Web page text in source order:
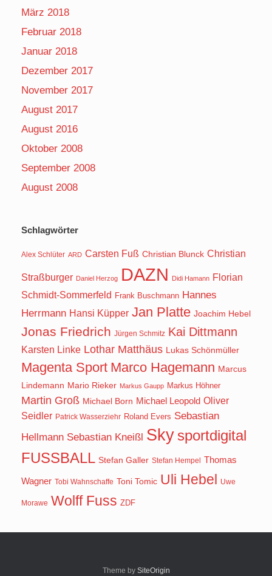
März 2018
Februar 2018
Januar 2018
Dezember 2017
November 2017
August 2017
August 2016
Oktober 2008
September 2008
August 2008
Schlagwörter
Alex Schlüter ARD Carsten Fuß Christian Blunck Christian
Straßburger Daniel Herzog DAZN Didi Hamann Florian
Schmidt-Sommerfeld Frank Buschmann Hannes
Herrmann Hansi Küpper Jan Platte Joachim Hebel
Jonas Friedrich Jürgen Schmitz Kai Dittmann
Karsten Linke Lothar Matthäus Lukas Schönmüller
Magenta Sport Marco Hagemann Marcus
Lindemann Mario Rieker Markus Gaupp Markus Höhner
Martin Groß Michael Born Michael Leopold Oliver
Seidler Patrick Wasserziehr Roland Evers Sebastian
Hellmann Sebastian Kneißl Sky sportdigital
FUSSBALL Stefan Galler Stefan Hempel Thomas
Wagner Tobi Wahnschaffe Toni Tomic Uli Hebel Uwe
Morawe Wolff Fuss ZDF
Theme by SiteOrigin